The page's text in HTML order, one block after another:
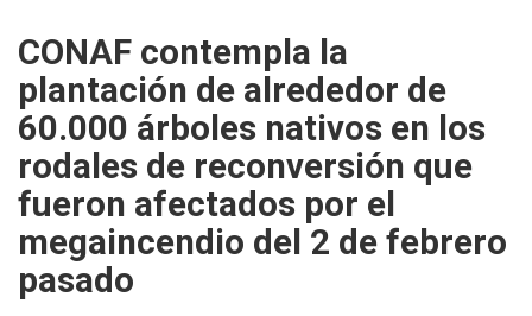
ce
b
o
o
k
tt
er
at
s
A
p
p
CONAF contempla la
plantación de alrededor de
60.000 árboles nativos en los
rodales de reconversión que
fueron afectados por el
megaincendio del 2 de febrero
pasado